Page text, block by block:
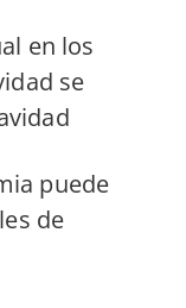
en los
se
puede
de